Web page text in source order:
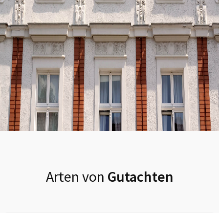
Arten von Gutachten